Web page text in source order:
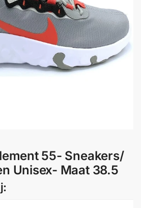
55- Sneakers/
Unisex- Maat 38.5